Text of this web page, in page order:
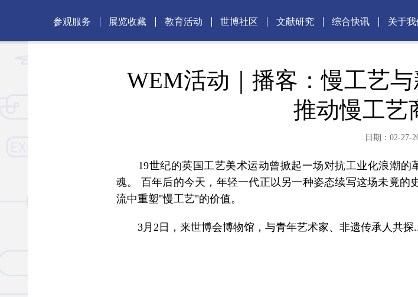
参观服务 展览收藏 教育活动 世博社区 文献研究 综合快讯 关于我
WEM活动｜播客：慢工艺
推动慢工艺
日期：02-27-
19世纪的英国工艺美术运动曾掀起一场对抗工业化浪潮的
魂。 百年后的今天，年轻一代正以另一种姿态续写这场未竟
流中重塑"慢工艺"的价值。
3月2日，来世博会博物馆，与青年艺术家、非遗传承人共探